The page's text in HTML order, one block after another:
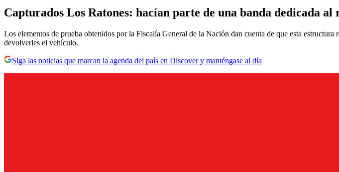
Capturados Los Ratones: hacían parte de una banda dedicada al
Los elementos de prueba obtenidos por la Fiscalía General de la Nación dan cuenta de que esta
devolverles el vehículo.
Siga las noticias que marcan la agenda del país en Discover y manténgase al día